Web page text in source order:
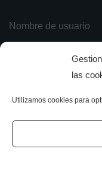
las
Utilizamos cookies para
Nombre de usuario
Olvidé mi contraseña